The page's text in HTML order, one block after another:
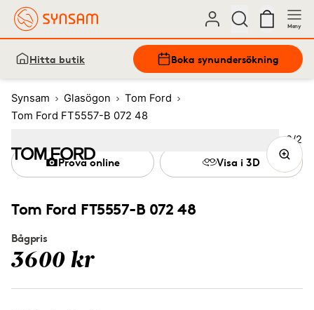
Meny
Hitta butik Boka synundersökning
Synsam Glasögon
Tom Ford
Tom Ford FT5557-B 072 48
Tom Ford FT5557-B 072 48
Bågpris
3600 kr
Prova online Visa i 3D
Bild
2/2
Image (Current image)